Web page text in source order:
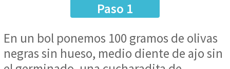
Paso 1
En un bol ponemos 100 gramos de olivas
negras sin hueso, medio diente de ajo sin